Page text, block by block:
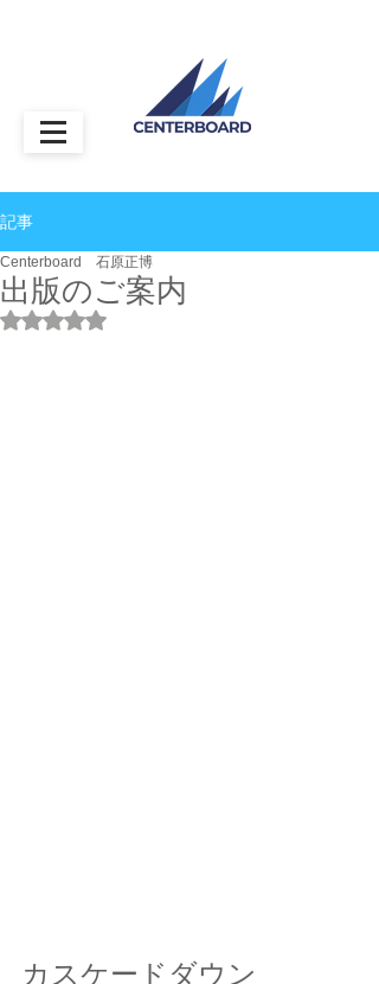
記事
出版のご案内
Centerboard 石原正博
5つ星のうちNaNと評価されています。
カスケードダウン